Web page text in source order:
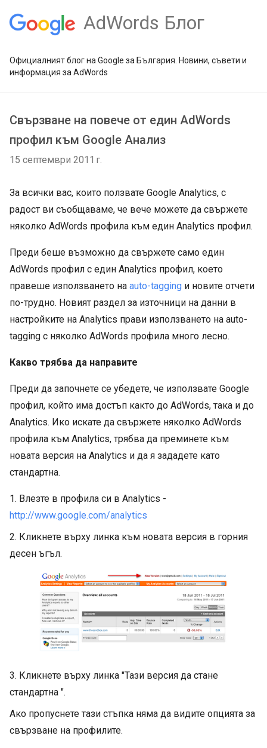
AdWords Блог
Официалният блог на Google за България. Новини, съвети и
информация за AdWords
Свързване на повече от един AdWords
профил към Google Анализ
15 септември 2011 г.
За всички вас, които ползвате Google Analytics, с
радост ви съобщаваме, че вече можете да свържете
няколко AdWords профила към един Analytics профил.
Преди беше възможно да свържете само един
AdWords профил с един Analytics профил, което
правеше използването на auto-tagging и новите отчети
по-трудно. Новият раздел за източници на данни в
настройките на Analytics прави използването на auto-
tagging с няколко AdWords профила много лесно.
Какво трябва да направите
Преди да започнете се убедете, че използвате Google
профил, който има достъп както до AdWords, така и до
Analytics. Ико искате да свържете няколко AdWords
профила към Analytics, трябва да преминете към
новата версия на Analytics и да я зададете като
стандартна.
1. Влезте в профила си в Analytics -
http://www.google.com/analytics
2. Кликнете върху линка към новата версия в горния
десен ъгъл.
3. Кликнете върху линка "Тази версия да стане
стандартна ".
Ако пропуснете тази стъпка няма да видите опцията за
свързване на профилите.